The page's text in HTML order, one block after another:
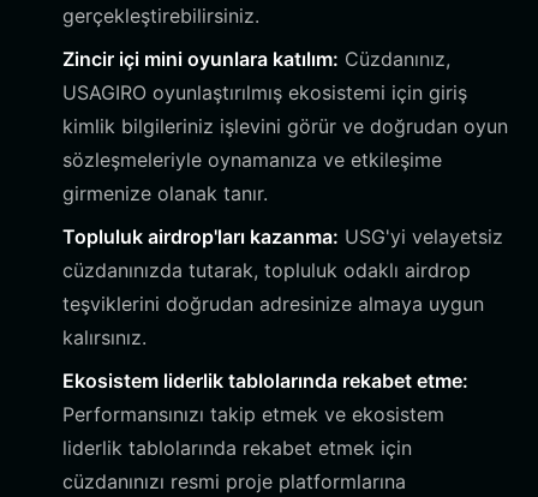
gerçekleştirebilirsiniz.
Zincir içi mini oyunlara katılım: Cüzdanınız,
USAGIRO oyunlaştırılmış ekosistemi için giriş
kimlik bilgileriniz işlevini görür ve doğrudan oyun
sözleşmeleriyle oynamanıza ve etkileşime
girmenize olanak tanır.
Topluluk airdrop'ları kazanma: USG'yi velayetsiz
cüzdanınızda tutarak, topluluk odaklı airdrop
teşviklerini doğrudan adresinize almaya uygun
kalırsınız.
Ekosistem liderlik tablolarında rekabet etme:
Performansınızı takip etmek ve ekosistem
liderlik tablolarında rekabet etmek için
cüzdanınızı resmi proje platformlarına